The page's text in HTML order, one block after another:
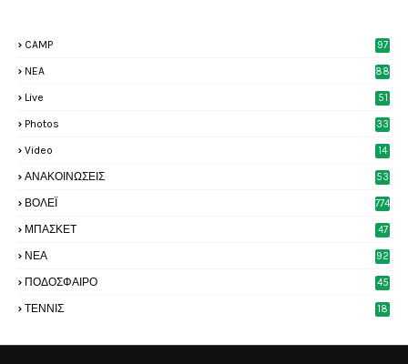
CAMP 97
NEA 88
Live 51
Photos
33
Video
14
ΑΝΑΚΟΙΝΩΣΕΙΣ
53
ΒΟΛΕΪ 774
ΜΠΑΣΚΕΤ
47
ΝΕΑ
92
ΠΟΔΟΣΦΑΙΡΟ
45
ΤΕΝΝΙΣ
18